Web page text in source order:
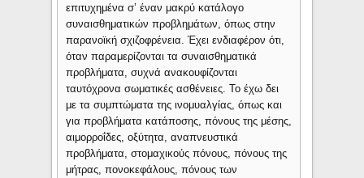
επιτυχημένα σ’ έναν μακρύ κατάλογο
συναισθηματικών προβλημάτων, όπως στην
παρανοϊκή σχιζοφρένεια. Έχει ενδιαφέρον ότι,
όταν παραμερίζονται τα συναισθηματικά
προβλήματα, συχνά ανακουφίζονται
ταυτόχρονα σωματικές ασθένειες. Το έχω δει
με τα συμπτώματα της ινομυαλγίας, όπως και
για προβλήματα κατάποσης, πόνους της μέσης,
αιμορροΐδες, οξύτητα, αναπνευστικά
προβλήματα, στομαχικούς πόνους, πόνους της
μήτρας, πονοκεφάλους, πόνους των